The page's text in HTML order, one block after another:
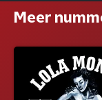
Meer